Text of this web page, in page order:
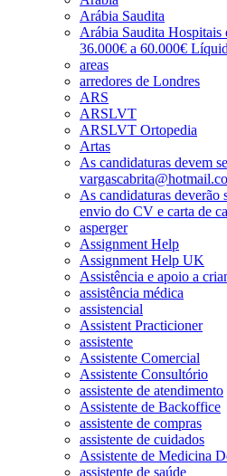
Arábia Saudita
Arábia Saudita Hospitais
36.000€ a 60.000€
areas
arredores de Londres
ARS
ARSLVT
ARSLVT Ortopedia
Artas
As candidaturas devem
As candidaturas deverão
envio do CV e carta de
asperger
Assignment Help
Assignment Help UK
Assistência e apoio a
assistência médica
assistencial
Assistent Practicioner
assistente
Assistente Comercial
Assistente Consultório
assistente de atendimento
Assistente de Backoffice
assistente de compras
assistente de cuidados
Assistente de Medicina
assistente de saúde